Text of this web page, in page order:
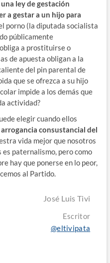
una ley de gestación
a gestar a un hijo para
porno (la diputada socialista
públicamente
a prostituirse o
de apuesta obligan a la
del pin parental de
que se ofrezca a su hijo
impide a los demás que
actividad?
elegir cuando ellos
arrogancia consustancial del
vida mejor que nosotros
es paternalismo, pero como
hay que ponerse en lo peor,
al Partido.
José Luis Tivi
Escritor
@eltivipata